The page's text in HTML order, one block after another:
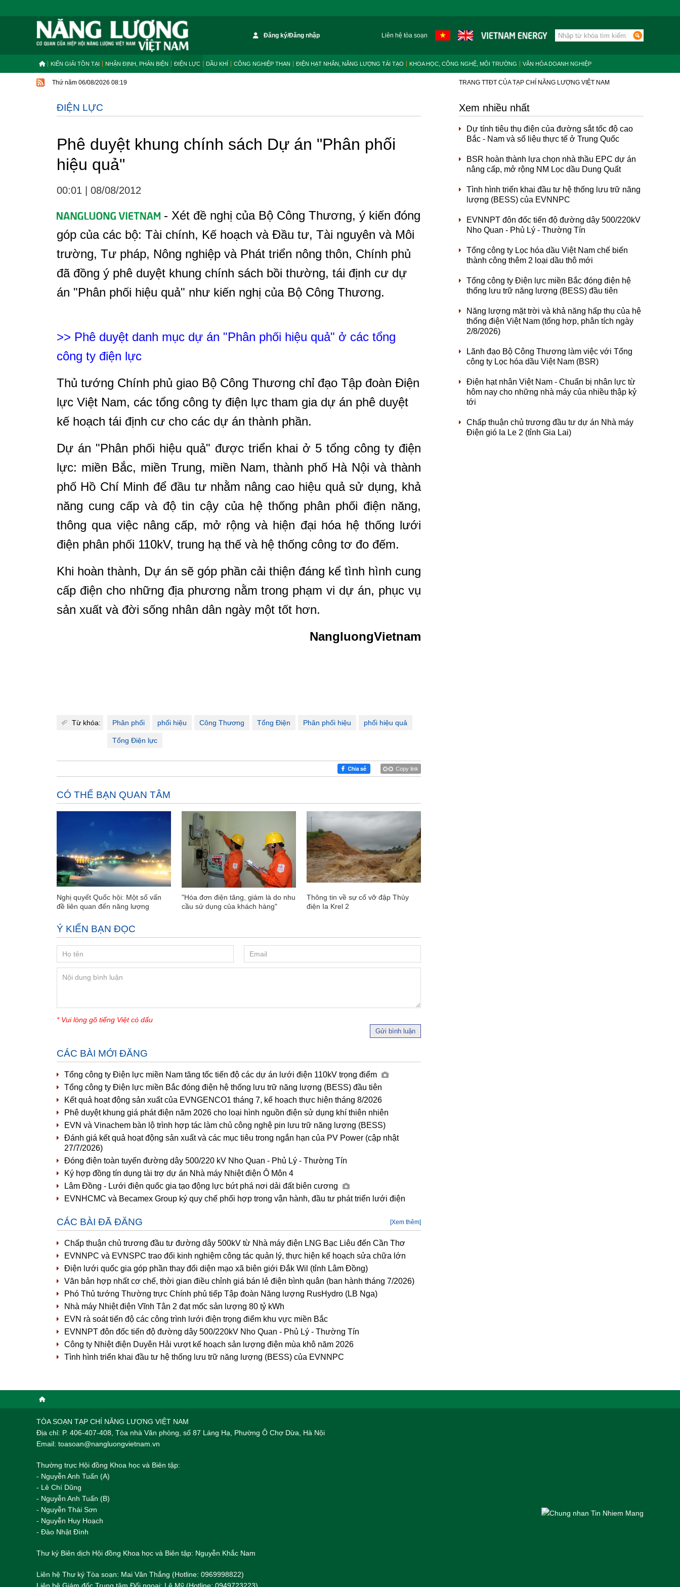
Đăng ký/Đăng nhập Liên hệ tòa soạn
KIẾN GIẢI TỒN TẠI NHẬN ĐỊNH, PHẢN BIỆN ĐIỆN LỰC DẦU KHÍ CÔNG NGHIỆP THAN ĐIỆN HẠT NHÂN, NĂNG LƯỢNG TÁI TẠO KHOA HỌC, CÔNG NGHỆ, MÔI TRƯỜNG VĂN HÓA DOANH NGHIỆP
Thứ năm 06/08/2026 08:19 TRANG TTĐT CỦA TẠP CHÍ NĂNG LƯỢNG VIỆT NAM
ĐIỆN LỰC
Phê duyệt khung chính sách Dự án "Phân phối
hiệu quả"
00:01 08/08/2012
- Xét đề nghị của Bộ Công Thương, ý kiến đóng
góp của các bộ: Tài chính, Kế hoạch và Đầu tư, Tài nguyên và Môi
trường, Tư pháp, Nông nghiệp và Phát triển nông thôn, Chính phủ
đã đồng ý phê duyệt khung chính sách bồi thường, tái định cư dự
án "Phân phối hiệu quả" như kiến nghị của Bộ Công Thương.
>> Phê duyệt danh mục dự án "Phân phối hiệu quả" ở các tổng
công ty điện lực
Thủ tướng Chính phủ giao Bộ Công Thương chỉ đạo Tập đoàn Điện
lực Việt Nam, các tổng công ty điện lực tham gia dự án phê duyệt
kế hoạch tái định cư cho các dự án thành phần.
Dự án "Phân phối hiệu quả" được triển khai ở 5 tổng công ty điện
lực: miền Bắc, miền Trung, miền Nam, thành phố Hà Nội và thành
phố Hồ Chí Minh để đầu tư nhằm nâng cao hiệu quả sử dụng, khả
năng cung cấp và độ tin cậy của hệ thống phân phối điện năng,
thông qua việc nâng cấp, mở rộng và hiện đại hóa hệ thống lưới
điện phân phối 110kV, trung hạ thế và hệ thống công tơ đo đếm.
Khi hoàn thành, Dự án sẽ góp phần cải thiện đáng kể tình hình cung
cấp điện cho những địa phương nằm trong phạm vi dự án, phục vụ
sản xuất và đời sống nhân dân ngày một tốt hơn.
NangluongVietnam
Từ khóa: Phân phối phối hiệu Công Thương Tổng Điện Phân phối hiệu phối hiệu quả
Tổng Điện lực
Copy link
CÓ THỂ BẠN QUAN TÂM
Nghị quyết Quốc hội: Một số vấn
đề liên quan đến năng lượng
"Hóa đơn điện tăng, giảm là do nhu
cầu sử dụng của khách hàng"
Thông tin về sự cố vỡ đập Thủy
điện Ia Krel 2
Ý KIẾN BẠN ĐỌC
* Vui lòng gõ tiếng Việt có dấu
Gửi bình luận
CÁC BÀI MỚI ĐĂNG
Tổng công ty Điện lực miền Nam tăng tốc tiến độ các dự án lưới điện 110kV trọng điểm
Tổng công ty Điện lực miền Bắc đóng điện hệ thống lưu trữ năng lượng (BESS) đầu tiên
Kết quả hoạt động sản xuất của EVNGENCO1 tháng 7, kế hoạch thực hiện tháng 8/2026
Phê duyệt khung giá phát điện năm 2026 cho loại hình nguồn điện sử dụng khí thiên nhiên
EVN và Vinachem bàn lộ trình hợp tác làm chủ công nghệ pin lưu trữ năng lượng (BESS)
Đánh giá kết quả hoạt động sản xuất và các mục tiêu trong ngắn hạn của PV Power (cập nhật
27/7/2026)
Đóng điện toàn tuyến đường dây 500/220 kV Nho Quan - Phủ Lý - Thường Tín
Ký hợp đồng tín dụng tài trợ dự án Nhà máy Nhiệt điện Ô Môn 4
Lâm Đồng - Lưới điện quốc gia tạo động lực bứt phá nơi dải đất biên cương
EVNHCMC và Becamex Group ký quy chế phối hợp trong vận hành, đầu tư phát triển lưới điện
CÁC BÀI ĐÃ ĐĂNG [Xem thêm]
Chấp thuận chủ trương đầu tư đường dây 500kV từ Nhà máy điện LNG Bạc Liêu đến Cần Thơ
EVNNPC và EVNSPC trao đổi kinh nghiệm công tác quản lý, thực hiện kế hoạch sửa chữa lớn
Điện lưới quốc gia góp phần thay đổi diện mạo xã biên giới Đắk Wil (tỉnh Lâm Đồng)
Văn bản hợp nhất cơ chế, thời gian điều chỉnh giá bán lẻ điện bình quân (ban hành tháng 7/2026)
Phó Thủ tướng Thường trực Chính phủ tiếp Tập đoàn Năng lượng RusHydro (LB Nga)
Nhà máy Nhiệt điện Vĩnh Tân 2 đạt mốc sản lượng 80 tỷ kWh
EVN rà soát tiến độ các công trình lưới điện trọng điểm khu vực miền Bắc
EVNNPT đôn đốc tiến độ đường dây 500/220kV Nho Quan - Phủ Lý - Thường Tín
Công ty Nhiệt điện Duyên Hải vượt kế hoạch sản lượng điện mùa khô năm 2026
Tình hình triển khai đầu tư hệ thống lưu trữ năng lượng (BESS) của EVNNPC
Xem nhiều nhất
Dự tính tiêu thụ điện của đường sắt tốc độ cao
Bắc - Nam và số liệu thực tế ở Trung Quốc
BSR hoàn thành lựa chọn nhà thầu EPC dự án
nâng cấp, mở rộng NM Lọc dầu Dung Quất
Tình hình triển khai đầu tư hệ thống lưu trữ năng
lượng (BESS) của EVNNPC
EVNNPT đôn đốc tiến độ đường dây 500/220kV
Nho Quan - Phủ Lý - Thường Tín
Tổng công ty Lọc hóa dầu Việt Nam chế biến
thành công thêm 2 loại dầu thô mới
Tổng công ty Điện lực miền Bắc đóng điện hệ
thống lưu trữ năng lượng (BESS) đầu tiên
Năng lượng mặt trời và khả năng hấp thụ của hệ
thống điện Việt Nam (tổng hợp, phân tích ngày
2/8/2026)
Lãnh đạo Bộ Công Thương làm việc với Tổng
công ty Lọc hóa dầu Việt Nam (BSR)
Điện hạt nhân Việt Nam - Chuẩn bị nhân lực từ
hôm nay cho những nhà máy của nhiều thập kỷ
tới
Chấp thuận chủ trương đầu tư dự án Nhà máy
Điện gió Ia Le 2 (tỉnh Gia Lai)
TÒA SOẠN TẠP CHÍ NĂNG LƯỢNG VIỆT NAM
Địa chỉ: P. 406-407-408, Tòa nhà Văn phòng, số 87 Láng Hạ, Phường Ô Chợ Dừa, Hà Nội
Email: toasoan@nangluongvietnam.vn
Thường trực Hội đồng Khoa học và Biên tập:
​​​​​​- Nguyễn Anh Tuấn (A)
- Lê Chí Dũng
- Nguyễn Anh Tuấn (B)
- Nguyễn Thái Sơn
- Nguyễn Huy Hoạch
- Đào Nhật Đình
Thư ký Biên dịch Hội đồng Khoa học và Biên tập: Nguyễn Khắc Nam
Liên hệ Thư ký Tòa soạn: Mai Văn Thắng (Hotline: 0969998822)
Liên hệ Giám đốc Trung tâm Đối ngoại: Lê Mỹ (Hotline: 0949723223)